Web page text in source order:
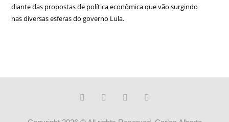
diante das propostas de política econômica que vão surgindo
nas diversas esferas do governo Lula.